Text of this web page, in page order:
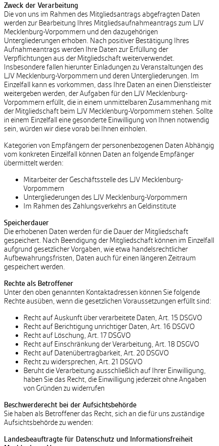
Zweck der Verarbeitung
Die von uns im Rahmen des Mitgliedsantrags abgefragten Daten
werden zur Bearbeitung Ihres Mitgliedsaufnahmeantrags zum LJV
Mecklenburg-Vorpommern und den dazugehörigen
Untergliederungen erhoben. Nach positiver Bestätigung Ihres
Aufnahmeantrags werden Ihre Daten zur Erfüllung der
Verpflichtungen aus der Mitgliedschaft weiterverwendet.
Insbesondere fallen hierunter Einladungen zu Veranstaltungen des
LJV Mecklenburg-Vorpommern und deren Untergliederungen. Im
Einzelfall kann es vorkommen, dass Ihre Daten an einen Dienstleister
weitergeben werden, der Aufgaben für den LJV Mecklenburg-
Vorpommern erfüllt, die in einem unmittelbaren Zusammenhang mit
der Mitgliedschaft beim LJV Mecklenburg-Vorpommern stehen. Sollte
in einem Einzelfall eine gesonderte Einwilligung von Ihnen notwendig
sein, würden wir diese vorab bei Ihnen einholen.
Kategorien von Empfängern der personenbezogenen Daten Abhängig
vom konkreten Einzelfall können Daten an folgende Empfänger
übermittelt werden:
Mitarbeiter der Geschäftsstelle des LJV Mecklenburg-
Vorpommern
Untergliederungen des LJV Mecklenburg-Vorpommern
Im Rahmen des Zahlungsverkehrs an Geldinstitute
Speicherdauer
Die erhobenen Daten werden für die Dauer der Mitgliedschaft
gespeichert. Nach Beendigung der Mitgliedschaft können im Einzelfall
aufgrund gesetzlicher Vorgaben, wie etwa handelsrechtlicher
Aufbewahrungsfristen, Daten auch für einen längeren Zeitraum
gespeichert werden.
Rechte als Betroffener
Unter den oben genannten Kontaktadressen können Sie folgende
Rechte ausüben, wenn die gesetzlichen Voraussetzungen erfüllt sind:
Recht auf Auskunft über verarbeitete Daten, Art. 15 DSGVO
Recht auf Berichtigung unrichtiger Daten, Art. 16 DSGVO
Recht auf Löschung, Art. 17 DSGVO
Recht auf Einschränkung der Verarbeitung, Art. 18 DSGVO
Recht auf Datenübertragbarkeit, Art. 20 DSGVO
Recht zu widersprechen, Art. 21 DSGVO
Beruht die Verarbeitung ausschließlich auf Ihrer Einwilligung,
haben Sie das Recht, die Einwilligung jederzeit ohne Angaben
von Gründen zu widerrufen
Beschwerderecht bei der Aufsichtsbehörde
Sie haben als Betroffener das Recht, sich an die für uns zuständige
Aufsichtsbehörde zu wenden:
Landesbeauftragte für Datenschutz und Informationsfreiheit